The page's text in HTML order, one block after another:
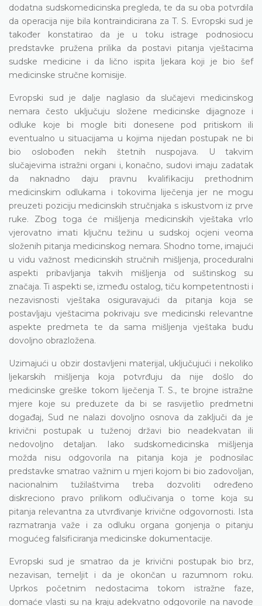
dodatna sudskomedicinska pregleda, te da su oba potvrdila
da operacija nije bila kontraindicirana za T. S. Evropski sud je
također konstatirao da je u toku istrage podnosiocu
predstavke pružena prilika da postavi pitanja vještacima
sudske medicine i da lično ispita ljekara koji je bio šef
medicinske stručne komisije.
Evropski sud je dalje naglasio da slučajevi medicinskog
nemara često uključuju složene medicinske dijagnoze i
odluke koje bi mogle biti donesene pod pritiskom ili
eventualno u situacijama u kojima nijedan postupak ne bi
bio oslobođen nekih štetnih nuspojava. U takvim
slučajevima istražni organi i, konačno, sudovi imaju zadatak
da naknadno daju pravnu kvalifikaciju prethodnim
medicinskim odlukama i tokovima liječenja jer ne mogu
preuzeti poziciju medicinskih stručnjaka s iskustvom iz prve
ruke. Zbog toga će mišljenja medicinskih vještaka vrlo
vjerovatno imati ključnu težinu u sudskoj ocjeni veoma
složenih pitanja medicinskog nemara. Shodno tome, imajući
u vidu važnost medicinskih stručnih mišljenja, proceduralni
aspekti pribavljanja takvih mišljenja od suštinskog su
značaja. Ti aspekti se, između ostalog, tiču kompetentnosti i
nezavisnosti vještaka osiguravajući da pitanja koja se
postavljaju vještacima pokrivaju sve medicinski relevantne
aspekte predmeta te da sama mišljenja vještaka budu
dovoljno obrazložena.
Uzimajući u obzir dostavljeni materijal, uključujući i nekoliko
ljekarskih mišljenja koja potvrđuju da nije došlo do
medicinske greške tokom liječenja T. S., te brojne istražne
mjere koje su preduzete da bi se rasvijetlio predmetni
događaj, Sud ne nalazi dovoljno osnova da zaključi da je
krivični postupak u tuženoj državi bio neadekvatan ili
nedovoljno detaljan. Iako sudskomedicinska mišljenja
možda nisu odgovorila na pitanja koja je podnosilac
predstavke smatrao važnim u mjeri kojom bi bio zadovoljan,
nacionalnim tužilaštvima treba dozvoliti određeno
diskreciono pravo prilikom odlučivanja o tome koja su
pitanja relevantna za utvrđivanje krivične odgovornosti. Ista
razmatranja važe i za odluku organa gonjenja o pitanju
mogućeg falsificiranja medicinske dokumentacije.
Evropski sud je smatrao da je krivični postupak bio brz,
nezavisan, temeljit i da je okončan u razumnom roku.
Uprkos početnim nedostacima tokom istražne faze,
domaće vlasti su na kraju adekvatno odgovorile na navode